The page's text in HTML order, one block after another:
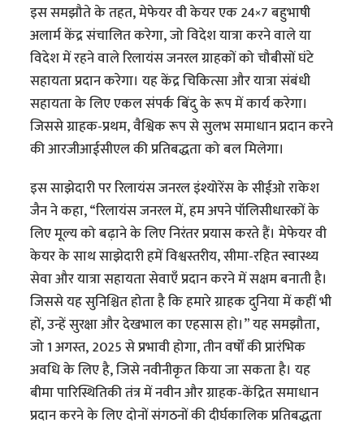
इस समझौते के तहत, मेफेयर वी केयर एक 24×7 बहुभाषी
अलार्म केंद्र संचालित करेगा, जो विदेश यात्रा करने वाले या
विदेश में रहने वाले रिलायंस जनरल ग्राहकों को चौबीसों घंटे
सहायता प्रदान करेगा। यह केंद्र चिकित्सा और यात्रा संबंधी
सहायता के लिए एकल संपर्क बिंदु के रूप में कार्य करेगा।
जिससे ग्राहक-प्रथम, वैश्विक रूप से सुलभ समाधान प्रदान करने
की आरजीआईसीएल की प्रतिबद्धता को बल मिलेगा।
इस साझेदारी पर रिलायंस जनरल इंश्योरेंस के सीईओ राकेश
जैन ने कहा, “रिलायंस जनरल में, हम अपने पॉलिसीधारकों के
लिए मूल्य को बढ़ाने के लिए निरंतर प्रयास करते हैं। मेफेयर वी
केयर के साथ साझेदारी हमें विश्वस्तरीय, सीमा-रहित स्वास्थ्य
सेवा और यात्रा सहायता सेवाएँ प्रदान करने में सक्षम बनाती है।
जिससे यह सुनिश्चित होता है कि हमारे ग्राहक दुनिया में कहीं भी
हों, उन्हें सुरक्षा और देखभाल का एहसास हो।” यह समझौता,
जो 1 अगस्त, 2025 से प्रभावी होगा, तीन वर्षों की प्रारंभिक
अवधि के लिए है, जिसे नवीनीकृत किया जा सकता है। यह
बीमा पारिस्थितिकी तंत्र में नवीन और ग्राहक-केंद्रित समाधान
प्रदान करने के लिए दोनों संगठनों की दीर्घकालिक प्रतिबद्धता